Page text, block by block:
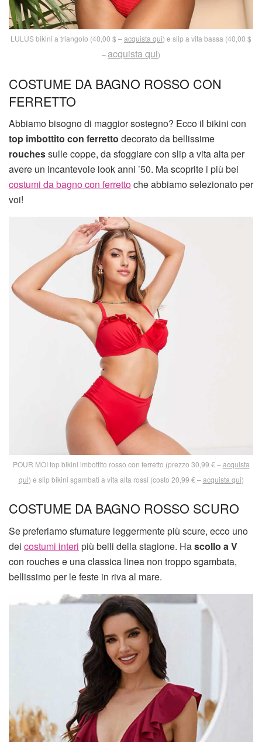
LULUS bikini a triangolo (40,00 $ –acquista qui) e slip a vita bassa (40,00 $
–acquista qui)
COSTUME DA BAGNO ROSSO CON
FERRETTO
Abbiamo bisogno di maggior sostegno? Ecco il bikini con
top imbottito con ferretto decorato da bellissime
rouchessulle coppe, da sfoggiare con slip a vita alta per
avere un incantevole look anni ’50. Ma scoprite i più bei
costumi da bagno con ferrettoche abbiamo selezionato per
voi!
POUR MOI top bikini imbottito rosso con ferretto (prezzo 30,99 € –acquista
qui) e slip bikini sgambati a vita alta rossi (costo 20,99 € –acquista qui)
COSTUME DA BAGNO ROSSO SCURO
Se preferiamo sfumature leggermente più scure, ecco uno
dei costumi interi più belli della stagione. Hascollo a V
con rouches e una classica linea non troppo sgambata,
bellissimo per le feste in riva al mare.